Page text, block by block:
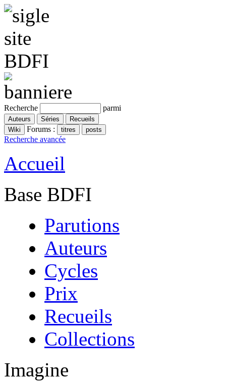
Recherche parmi
Forums :
Recherche avancée
Accueil
Base BDFI
Parutions
Auteurs
Cycles
Prix
Recueils
Collections
Imagine